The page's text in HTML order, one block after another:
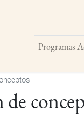
Programas
Buscar